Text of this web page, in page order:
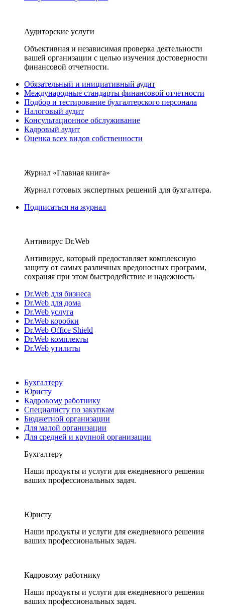
Аудиторские услуги
Объективная и независимая проверка деятельности
вашей организации с целью изучения достоверности
финансовой отчетности.
Обязательный и инициативный аудит
Международные стандарты финансовой отчетности
Подбор и тестирование бухгалтерского персонала
Налоговый аудит
Консультационное обслуживание
Кадровый аудит
Оценка всех видов собственности
Журнал «Главная книга»
Журнал готовых экспертных решений для бухгалтера.
Подписаться на журнал
Антивирус Dr.Web
Антивирус, который предоставляет комплексную
защиту от самых различных вредоносных программ,
сохраняя при этом быстродействие и надежность
Dr.Web для бизнеса
Dr.Web для дома
Dr.Web услуга
Dr.Web коробки
Dr.Web Office Shield
Dr.Web комплекты
Dr.Web утилиты
Бухгалтеру
Юристу
Кадровому работнику
Специалисту по закупкам
Бюджетной организации
Для малой организации
Для средней и крупной организации
Бухгалтеру
Наши продукты и услуги для ежедневного решения
ваших профессиональных задач.
Юристу
Наши продукты и услуги для ежедневного решения
ваших профессиональных задач.
Кадровому работнику
Наши продукты и услуги для ежедневного решения
ваших профессиональных задач.